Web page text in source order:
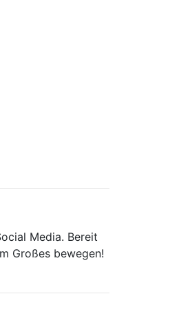
Media. Bereit
Großes bewegen!